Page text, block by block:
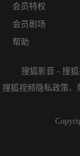
会员特权
会员剧场
帮助
搜狐影音 - 搜
搜狐视频隐私政策、